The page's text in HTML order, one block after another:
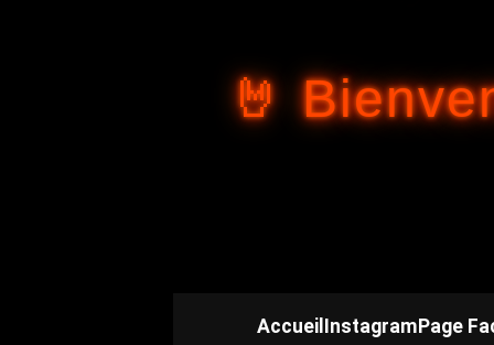
🤘
Accueil Instagram Page